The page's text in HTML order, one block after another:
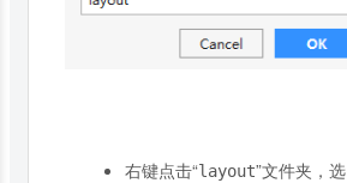
右键点击“layout”文件夹，选